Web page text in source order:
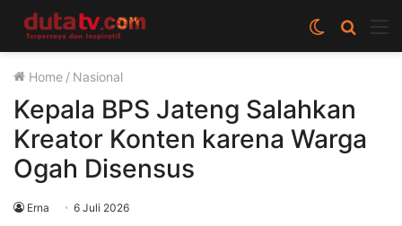
Cari
berita
Switch
skin
Home / Nasional
Kepala BPS Jateng Salahkan
Kreator Konten karena Warga
Ogah Disensus
Erna 6 Juli 2026